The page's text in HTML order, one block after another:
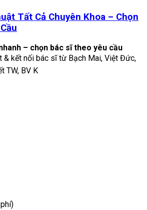
Tất Cả Chuyên Khoa – Chọn
– chọn bác sĩ theo yêu cầu
kết nối bác sĩ từ Bạch Mai, Việt Đức,
TW, BV K